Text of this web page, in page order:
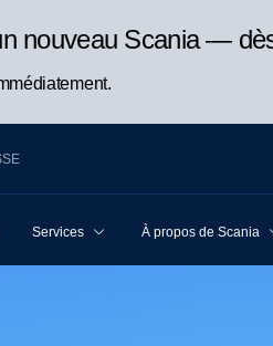
nouveau Scania —
Services À propos de Scania